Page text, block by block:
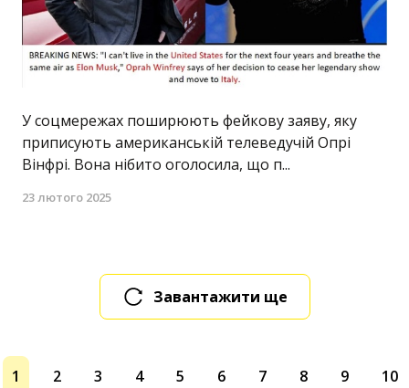
У соцмережах поширюють фейкову заяву, яку
приписують американській телеведучій Опрі
Вінфрі. Вона нібито оголосила, що п...
23 лютого 2025
Завантажити ще
1 2 3 4 5 6 7 8 9
10